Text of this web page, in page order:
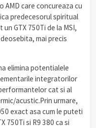
AMD care concureaza cu
predecesorul spiritual
GTX 750Ti de la MSI,
mai precis
elimina potentialele
integratorilor
cat si al
acustic.Prin urmare,
exact asa cum le puteti
750Ti si R9 380 ca si